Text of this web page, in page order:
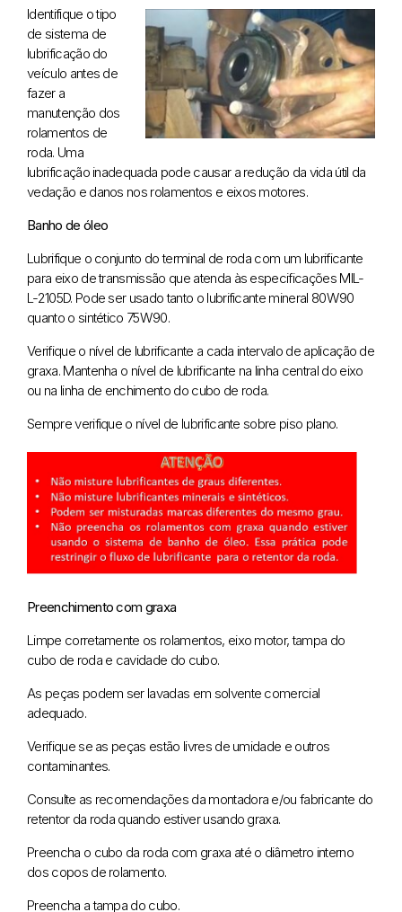
Identifique o tipo
de sistema de
lubrificação do
veículo antes de
fazer a
manutenção dos
rolamentos de
roda. Uma
lubrificação inadequada pode causar a redução da vida útil da
vedação e danos nos rolamentos e eixos motores.
Banho de óleo
Lubrifique o conjunto do terminal de roda com um lubrificante
para eixo de transmissão que atenda às especificações MIL-
L-2105D. Pode ser usado tanto o lubrificante mineral 80W90
quanto o sintético 75W90.
Verifique o nível de lubrificante a cada intervalo de aplicação de
graxa. Mantenha o nível de lubrificante na linha central do eixo
ou na linha de enchimento do cubo de roda.
Sempre verifique o nível de lubrificante sobre piso plano.
Preenchimento com graxa
Limpe corretamente os rolamentos, eixo motor, tampa do
cubo de roda e cavidade do cubo.
As peças podem ser lavadas em solvente comercial
adequado.
Verifique se as peças estão livres de umidade e outros
contaminantes.
Consulte as recomendações da montadora e/ou fabricante do
retentor da roda quando estiver usando graxa.
Preencha o cubo da roda com graxa até o diâmetro interno
dos copos de rolamento.
Preencha a tampa do cubo.